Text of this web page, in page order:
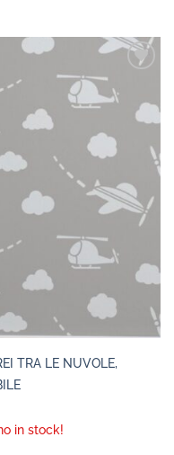
TRA LE NUVOLE,
in stock!